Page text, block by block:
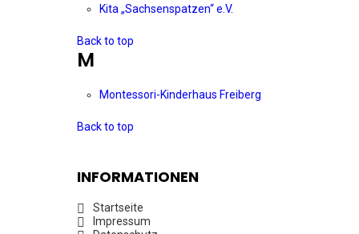
Kita „Sachsenspatzen“ e.V.
Back to top
M
Montessori-Kinderhaus Freiberg
Back to top
INFORMATIONEN
Startseite
Impressum